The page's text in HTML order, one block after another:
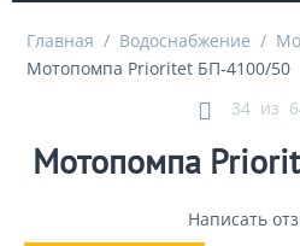
Главная / Водоснабжение /
Мотопомпа Prioritet БП-4100/50
34 из
Мотопомпа
Написать